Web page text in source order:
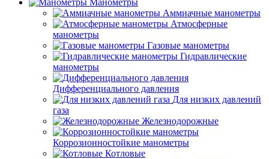
Манометры
Аммиачные манометры
Атмосферные
манометры
Газовые манометры
Гидравлические
манометры
Дифференциального давления
Для низких давлений
газа
Железнодорожные
Коррозионностойкие манометры
Котловые